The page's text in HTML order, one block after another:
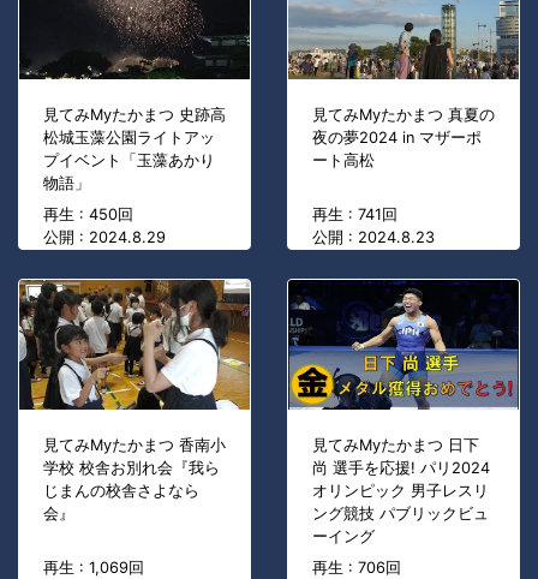
見てみMyたかまつ 史跡高
松城玉藻公園ライトアッ
プイベント「玉藻あかり
物語」
再生 : 450回
公開 : 2024.8.29
見てみMyたかまつ 真夏の
夜の夢2024 in マザーポ
ート高松
再生 : 741回
公開 : 2024.8.23
見てみMyたかまつ 香南小
学校 校舎お別れ会『我ら
じまんの校舎さよなら
会』
再生 : 1,069回
見てみMyたかまつ 日下
尚 選手を応援! パリ2024
オリンピック 男子レスリ
ング競技 パブリックビュ
ーイング
再生 : 706回